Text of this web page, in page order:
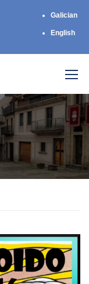
Galician
English